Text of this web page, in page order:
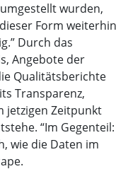
wurden,
Form weiterhin
Durch das
Angebote der
Qualitätsberichte
Transparenz,
jetzigen Zeitpunkt
“Im Gegenteil:
wie die Daten im